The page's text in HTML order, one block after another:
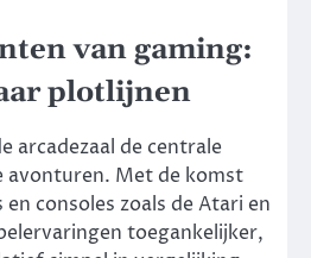
van gaming:
plotlijnen
arcadezaal de centrale
avonturen. Met de komst
consoles zoals de Atari en
toegankelijker,